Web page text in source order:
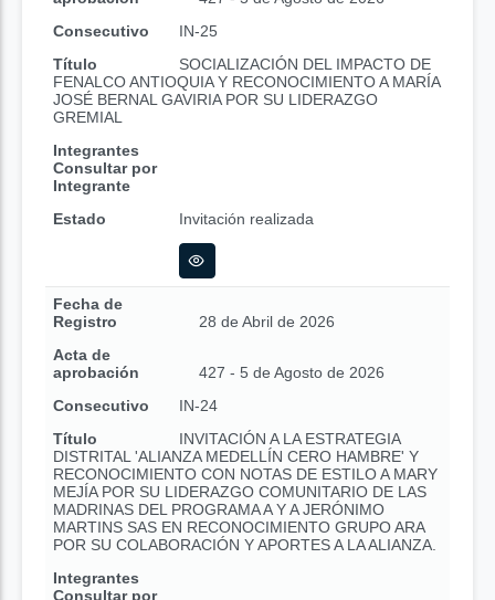
Consecutivo
IN-25
Título
SOCIALIZACIÓN DEL IMPACTO DE
FENALCO ANTIOQUIA Y RECONOCIMIENTO A MARÍA
JOSÉ BERNAL GAVIRIA POR SU LIDERAZGO
GREMIAL
Integrantes
Consultar por
Integrante
Estado
Invitación realizada
Fecha de
Registro
28 de Abril de 2026
Acta de
aprobación
427 - 5 de Agosto de 2026
Consecutivo
IN-24
Título
INVITACIÓN A LA ESTRATEGIA
DISTRITAL 'ALIANZA MEDELLÍN CERO HAMBRE' Y
RECONOCIMIENTO CON NOTAS DE ESTILO A MARY
MEJÍA POR SU LIDERAZGO COMUNITARIO DE LAS
MADRINAS DEL PROGRAMA A Y A JERÓNIMO
MARTINS SAS EN RECONOCIMIENTO GRUPO ARA
POR SU COLABORACIÓN Y APORTES A LA ALIANZA.
Integrantes
Consultar por